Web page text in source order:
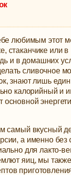
любимым этот
стаканчике или в
и в домашних
сливочное
знают лишь
калорийный и
самый вкусный
а именно без
для лакто-
яиц, мы